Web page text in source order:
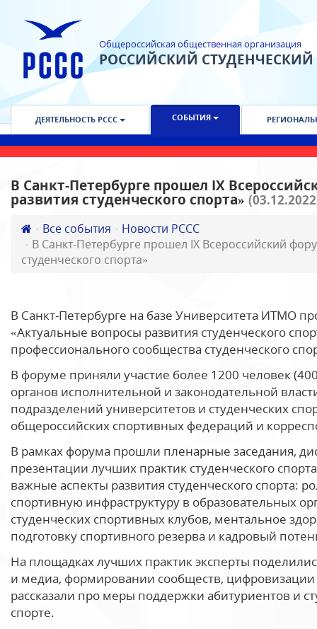
Общероссийская общественная организация
РОССИЙСКИЙ
ДЕЯТЕЛЬНОСТЬ РССС СОБЫТИЯ
В Санкт-Петербурге прошел IX
развития студенческого спорта»
Все события
Новости РССС
В Санкт-Петербурге прошел IX Всероссийский
студенческого спорта»
В Санкт-Петербурге на базе Университета ИТМО
«Актуальные вопросы развития студенческого
профессионального сообщества студенческого
В форуме приняли участие более 1200 человек
органов исполнительной и законодательной
подразделений университетов и студенческих
общероссийских спортивных федераций и
В рамках форума прошли пленарные заседания,
презентации лучших практик студенческого
важные аспекты развития студенческого спорта:
спортивную инфраструктуру в образовательных
студенческих спортивных клубов, ментальное
подготовку спортивного резерва и кадровый
На площадках лучших практик эксперты
и медиа, формировании сообществ,
рассказали про меры поддержки абитуриентов и
спорте.